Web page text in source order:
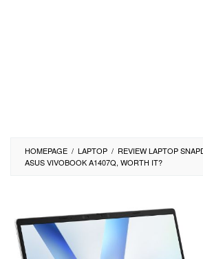
HOMEPAGE / LAPTOP / REVIEW LAPTOP
ASUS VIVOBOOK A1407Q, WORTH IT?